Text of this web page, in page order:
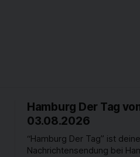
Hamburg Der Tag
03.08.2026
“Hamburg Der Tag” ist deine
Nachrichtensendung bei